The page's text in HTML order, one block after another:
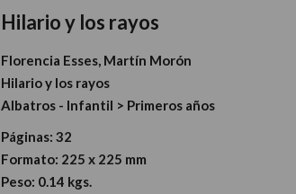
Hilario y los rayos
Florencia Esses, Martín Morón
Hilario y los rayos
Albatros - Infantil > Primeros años
Páginas: 32
Formato: 225 x 225 mm
Peso: 0.14 kgs.